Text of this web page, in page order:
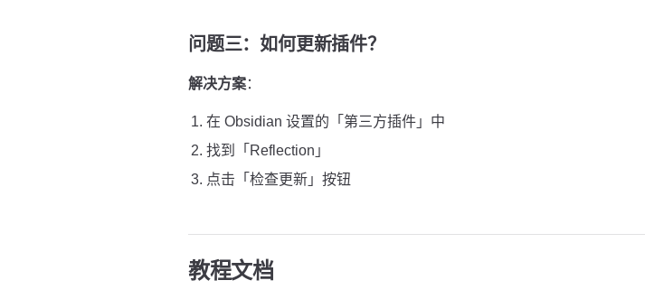
问题三：如何更新插件？
解决方案：
在 Obsidian 设置的「第三方插件」中
找到「Reflection」
点击「检查更新」按钮
教程文档